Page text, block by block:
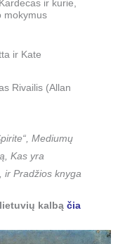
ir kurie,
mokymus
ir Kate
Rivailis (Allan
Mediumų
Kas yra
ir Pradžios knyga
kalbą čia